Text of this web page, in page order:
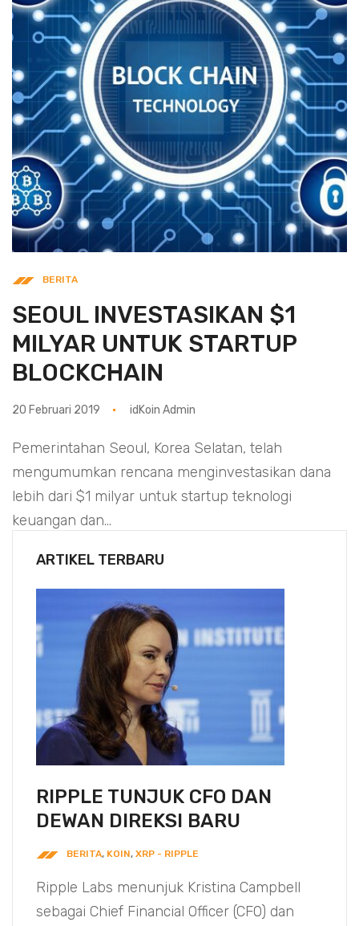
BERITA
SEOUL INVESTASIKAN $1
MILYAR UNTUK STARTUP
BLOCKCHAIN
20 Februari 2019 idKoin Admin
Pemerintahan Seoul, Korea Selatan, telah
mengumumkan rencana menginvestasikan dana
lebih dari $1 milyar untuk startup teknologi
keuangan dan...
ARTIKEL TERBARU
RIPPLE TUNJUK CFO DAN
DEWAN DIREKSI BARU
BERITA, KOIN, XRP - RIPPLE
Ripple Labs menunjuk Kristina Campbell
sebagai Chief Financial Officer (CFO) dan